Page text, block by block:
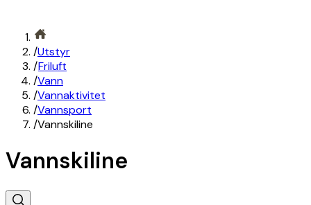
/Utstyr
/Friluft
/Vann
/Vannaktivitet
/Vannsport
/Vannskiline
Vannskiline